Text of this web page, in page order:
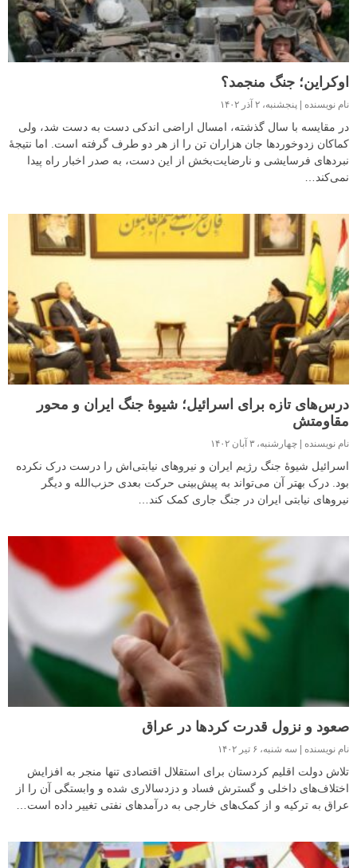
اوکراین؛ جنگ منجمد؟
نام نویسنده پنجشنبه، ۲ آذر ۱۴۰۲
در مقایسه با سال گذشته، امسال اراضی اندکی دست به دست شد، ولی
کماکان زدوخوردها جان هزاران تن را از هر دو طرف گرفته است. اما نتیجهٔ
نبردهای فرسایشی و نارضایت‌بخش از این دست، به صدر اخبار راه پیدا
نمی‌کند…
درس‌های تازه برای اسرائیل؛ شیوهٔ جنگ ایران و محور
مقاومتش
نام نویسنده چهارشنبه، ۳ آبان ۱۴۰۲
اسرائیل شیوهٔ جنگ رژیم ایران و نیروهای نیابتی‌اش را درست درک نکرده
بود. درک بهتر آن می‌تواند به پیش‌بینی حرکت بعدی حزب‌الله و دیگر
نیروهای نیابتی ایران در جنگ جاری کمک کند…
صعود و نزول قدرت کردها در عراق
نام نویسنده سه شنبه، ۶ تیر ۱۴۰۲
تلاش دولت اقلیم کردستان برای استقلال اقتصادی تنها منجر به افزایش
اختلاف‌های داخلی و گسترش فساد و دزدسالاری شده و وابستگی آن را از
عراق به ترکیه و از کمک‌های خارجی به درآمدهای نفتی تغییر داده است…